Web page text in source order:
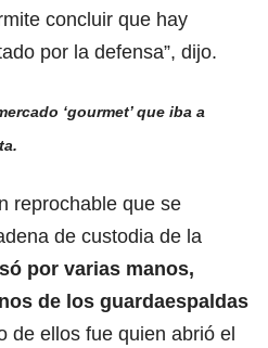
concluir que hay
por la defensa”, dijo.
‘gourmet’ que iba a
reprochable que se
de custodia de la
por varias manos,
de los guardaespaldas
de ellos fue quien abrió el